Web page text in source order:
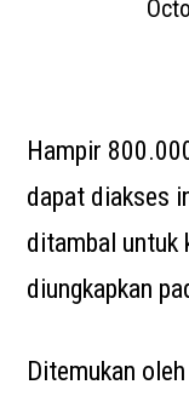
Hampir
dapat diakses
ditambal untuk
diungkapkan
Ditemukan